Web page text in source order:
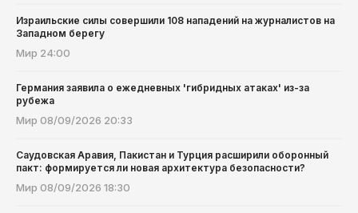
Израильские силы совершили 108 нападений на журналистов на
Западном берегу
Мир 24:00
Германия заявила о ежедневных 'гибридных атаках' из-за
рубежа
Мир 08/09/2026 20:33
Саудовская Аравия, Пакистан и Турция расширили оборонный
пакт: формируется ли новая архитектура безопасности?
Мир 08/09/2026 18:30